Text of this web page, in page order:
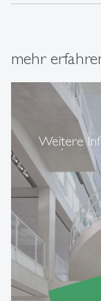
mehr
Weitere